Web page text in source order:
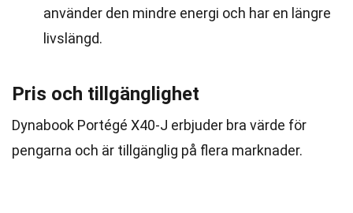
använder den mindre energi och har en längre
livslängd.
Pris och tillgänglighet
Dynabook Portégé X40-J erbjuder bra värde för
pengarna och är tillgänglig på flera marknader.